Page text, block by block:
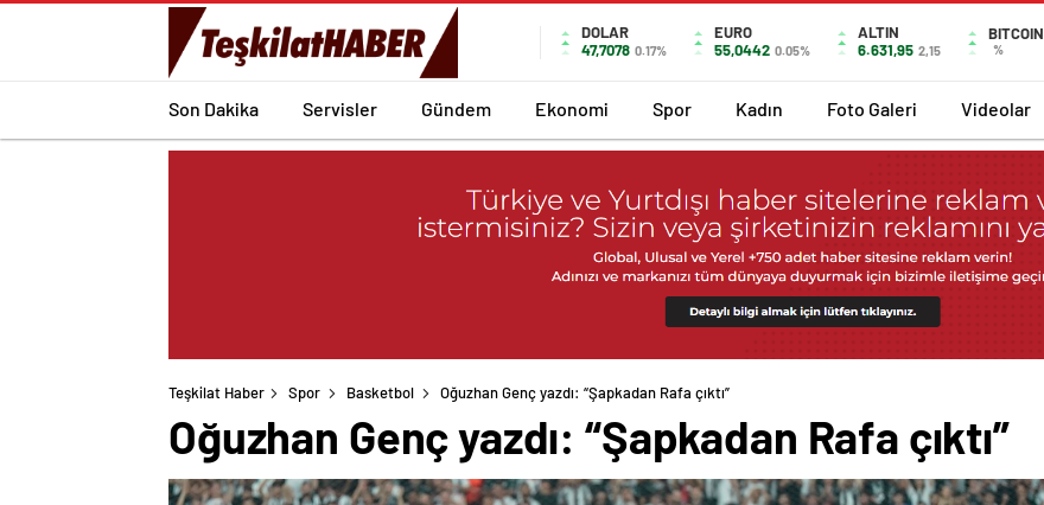
DOLAR
47,7078 0.17%
EURO
55,0442 0.05%
ALTIN
6.631,95 2,15
BITCOIN
%
Son Dakika Servisler Gündem Ekonomi Spor Kadın Foto Galeri Videolar
Teşkilat Haber Spor Basketbol Oğuzhan Genç yazdı: “Şapkadan Rafa çıktı”
Oğuzhan Genç yazdı: “Şapkadan Rafa çıktı”